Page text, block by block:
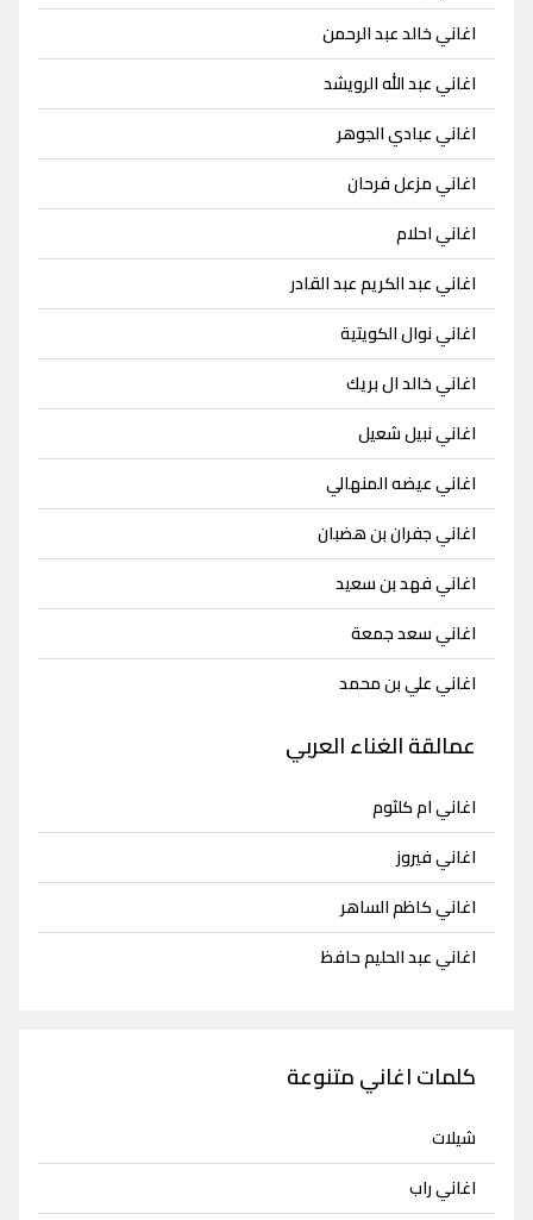
اغاني خالد عبد الرحمن
اغاني عبد الله الرويشد
اغاني عبادي الجوهر
اغاني مزعل فرحان
اغاني احلام
اغاني عبد الكريم عبد القادر
اغاني نوال الكويتية
اغاني خالد ال بريك
اغاني نبيل شعيل
اغاني عيضه المنهالي
اغاني جفران بن هضبان
اغاني فهد بن سعيد
اغاني سعد جمعة
اغاني علي بن محمد
عمالقة الغناء العربي
اغاني ام كلثوم
اغاني فيروز
اغاني كاظم الساهر
اغاني عبد الحليم حافظ
كلمات اغاني متنوعة
شيلات
اغاني راب